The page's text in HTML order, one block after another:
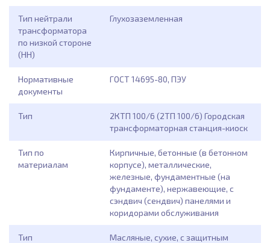
Тип нейтрали
трансформатора
по низкой стороне
(НН)
Глухозаземленная
Нормативные
документы
ГОСТ 14695-80, ПЭУ
Тип
2КТП 100/6 (2ТП 100/6) Городская
трансформаторная станция-киоск
Тип по
материалам
Кирпичные, бетонные (в бетонном
корпусе), металлические,
железные, фундаментные (на
фундаменте), нержавеющие, с
сэндвич (сендвич) панелями и
коридорами обслуживания
Тип
Масляные, сухие, с защитным